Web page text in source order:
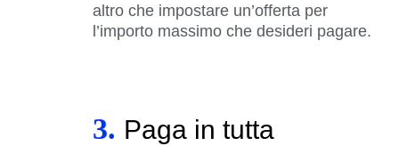
altro che impostare un’offerta per
l’importo massimo che desideri pagare.
3. Paga in tutta